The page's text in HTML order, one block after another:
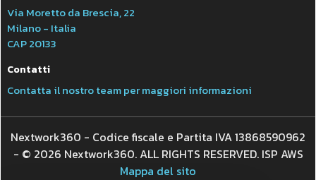
Via Moretto da Brescia, 22
Milano - Italia
CAP 20133
Contatti
Contatta il nostro team per maggiori informazioni
Nextwork360 - Codice fiscale e Partita IVA 13868590962
- © 2026 Nextwork360. ALL RIGHTS RESERVED. ISP AWS
Mappa del sito